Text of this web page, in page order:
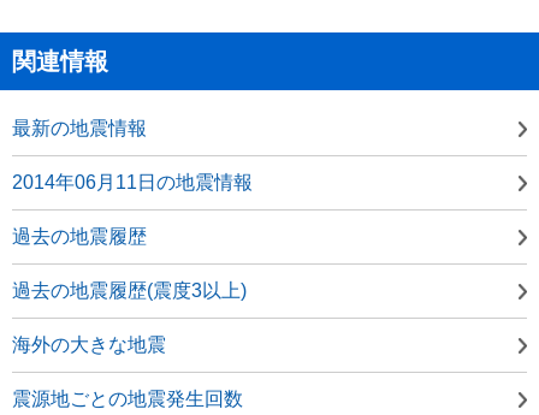
関連情報
最新の地震情報
2014年06月11日の地震情報
過去の地震履歴
過去の地震履歴(震度3以上)
海外の大きな地震
震源地ごとの地震発生回数